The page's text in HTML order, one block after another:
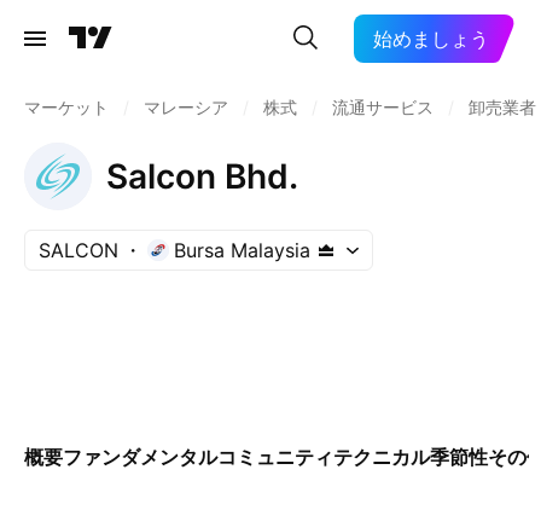
始めましょう
マーケット マレーシア 株式 流通サービス 卸売業者
Salcon Bhd.
SALCON Bursa Malaysia
概要ファンダメンタルコミュニティテクニカル季節性その